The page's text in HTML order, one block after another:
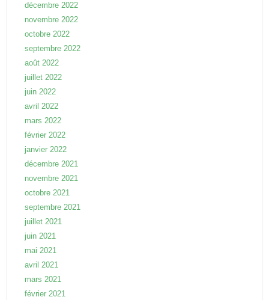
décembre 2022
novembre 2022
octobre 2022
septembre 2022
août 2022
juillet 2022
juin 2022
avril 2022
mars 2022
février 2022
janvier 2022
décembre 2021
novembre 2021
octobre 2021
septembre 2021
juillet 2021
juin 2021
mai 2021
avril 2021
mars 2021
février 2021